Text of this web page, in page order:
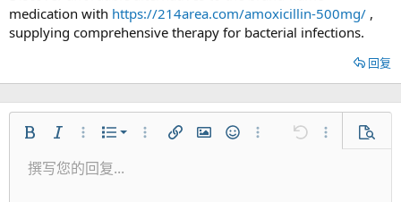
medication with https://214area.com/amoxicillin-500mg/ ,
supplying comprehensive therapy for bacterial infections.
回复
粗体 斜体 更多选项...
列表
有序列表
更多选项...插入链接插入图片表情符号更多选项...
还原 更多选项...
预览
字号
9
文本颜色字体集中划线
对齐
居左
段落格式正常
引用 视频 插入表格插入水平线
重做 切换BB代码
移除格式
草稿
撰写您的回复...